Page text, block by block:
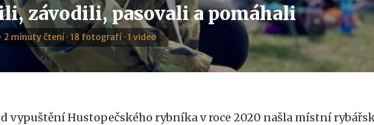
závodili, pasovali a pomáhali
2 minuty čtení · 18 fotografí · 1 video
vypuštění Hustopečského rybníka v roce 2020 našla místní